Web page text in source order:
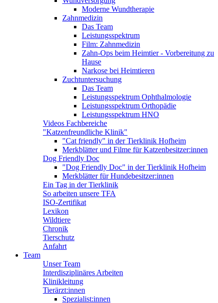
Moderne Wundtherapie
Zahnmedizin
Das Team
Leistungsspektrum
Film: Zahnmedizin
Zahn-Ops beim Heimtier - Vorbereitung zu
Hause
Narkose bei Heimtieren
Zuchtuntersuchung
Das Team
Leistungsspektrum Ophthalmologie
Leistungsspektrum Orthopädie
Leistungsspektrum HNO
Videos Fachbereiche
"Katzenfreundliche Klinik"
"Cat friendly" in der Tierklinik Hofheim
Merkblätter und Filme für Katzenbesitzer:innen
Dog Friendly Doc
"Dog Friendly Doc" in der Tierklinik Hofheim
Merkblätter für Hundebesitzer:innen
Ein Tag in der Tierklinik
So arbeiten unsere TFA
ISO-Zertifikat
Lexikon
Wildtiere
Chronik
Tierschutz
Anfahrt
Team
Unser Team
Interdisziplinäres Arbeiten
Klinikleitung
Tierärzt:innen
Spezialist:innen